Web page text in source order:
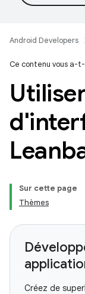
Android Developers
Ce contenu vous a-
Sur cette page
Thèmes
Créez de